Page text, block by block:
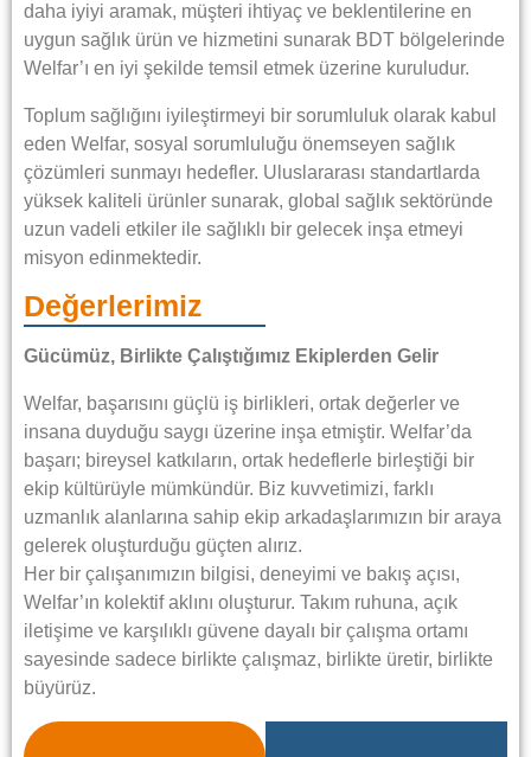
daha iyiyi aramak, müşteri ihtiyaç ve beklentilerine en
uygun sağlık ürün ve hizmetini sunarak BDT bölgelerinde
Welfar’ı en iyi şekilde temsil etmek üzerine kuruludur.
Toplum sağlığını iyileştirmeyi bir sorumluluk olarak kabul
eden Welfar, sosyal sorumluluğu önemseyen sağlık
çözümleri sunmayı hedefler. Uluslararası standartlarda
yüksek kaliteli ürünler sunarak, global sağlık sektöründe
uzun vadeli etkiler ile sağlıklı bir gelecek inşa etmeyi
misyon edinmektedir.
Değerlerimiz
Gücümüz, Birlikte Çalıştığımız Ekiplerden Gelir
Welfar, başarısını güçlü iş birlikleri, ortak değerler ve
insana duyduğu saygı üzerine inşa etmiştir. Welfar’da
başarı; bireysel katkıların, ortak hedeflerle birleştiği bir
ekip kültürüyle mümkündür. Biz kuvvetimizi, farklı
uzmanlık alanlarına sahip ekip arkadaşlarımızın bir araya
gelerek oluşturduğu güçten alırız.
Her bir çalışanımızın bilgisi, deneyimi ve bakış açısı,
Welfar’ın kolektif aklını oluşturur. Takım ruhuna, açık
iletişime ve karşılıklı güvene dayalı bir çalışma ortamı
sayesinde sadece birlikte çalışmaz, birlikte üretir, birlikte
büyürüz.